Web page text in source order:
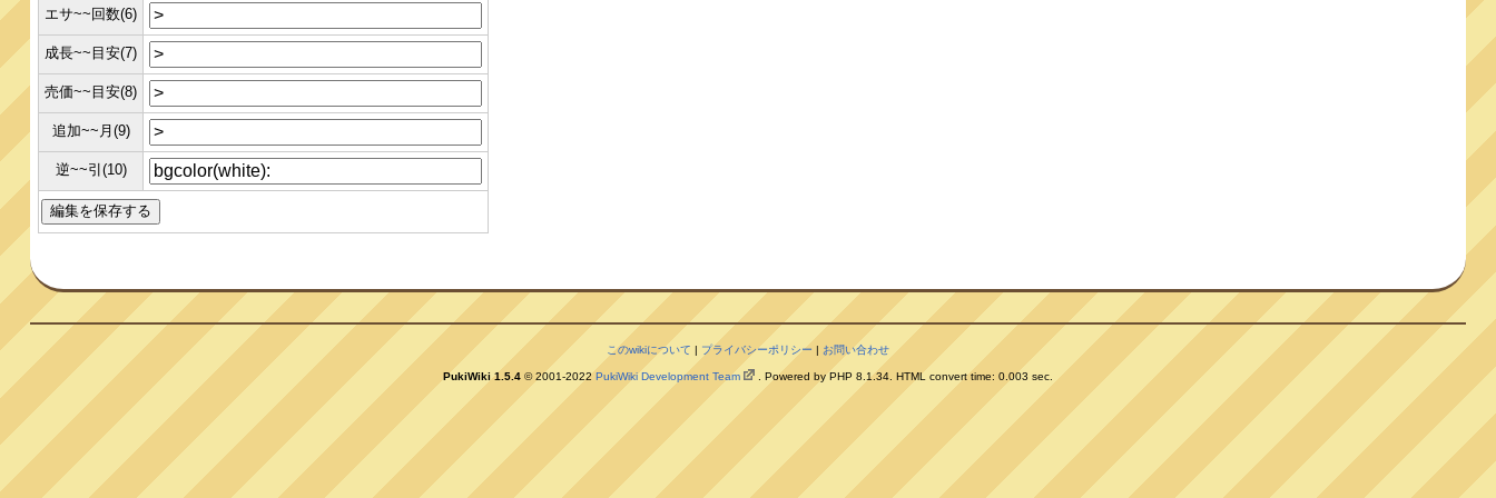
エサ~~回数(6)
成長~~目安(7)
売価~~目安(8)
追加~~月(9)
逆~~引(10)
このwikiについて | プライバシーポリシー | お問い合わせ
PukiWiki 1.5.4 © 2001-2022 PukiWiki Development Team . Powered by PHP 8.1.34. HTML convert time: 0.003 sec.